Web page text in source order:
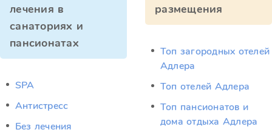
лечения в
санаториях и
пансионатах
SPA
Антистресс
Без лечения
размещения
Топ загородных отелей
Адлера
Топ отелей Адлера
Топ пансионатов и
дома отдыха Адлера